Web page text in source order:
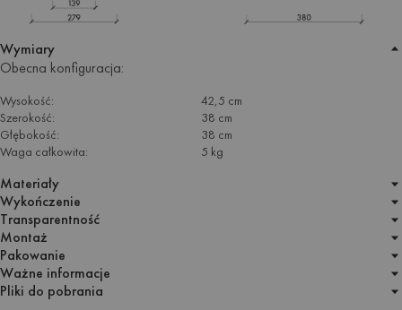
Wymiary
Obecna konfiguracja:
Wysokość:
42,5 cm
Szerokość:
38 cm
Głębokość:
38 cm
Waga całkowita:
5 kg
Materiały
Wykończenie
Transparentność
Montaż
Pakowanie
Ważne informacje
Pliki do pobrania